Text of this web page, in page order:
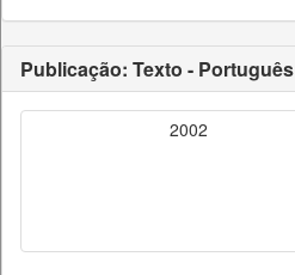
Publicação: Texto - Português
2002